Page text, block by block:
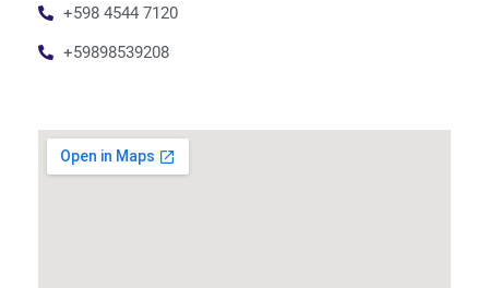
+598 4544 7120
+59898539208